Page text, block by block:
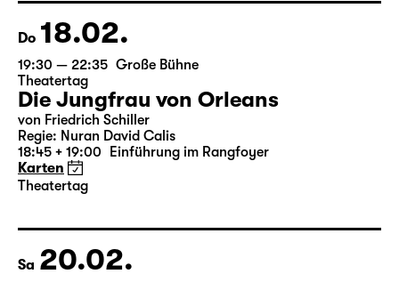
Regie: Salome Schneebeli
Karten
Do 18.02.
19:30 — 22:35 Große Bühne
Theatertag
Die Jungfrau von Orleans
von Friedrich Schiller
Karten
Theatertag